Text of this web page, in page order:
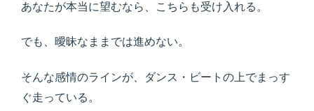
あなたが本当に望むなら、こちらも受け入れる。
でも、曖昧なままでは進めない。
そんな感情のラインが、ダンス・ビートの上でまっす
ぐ走っている。